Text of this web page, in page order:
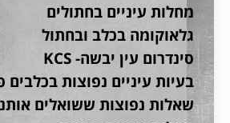
מחלות עיניים בחתולים
גלאוקומה בכלב ובחתול
סינדרום עין יבשה- KCS
בעיות עיניים נפוצות בכלבים
שאלות נפוצות ששואלים